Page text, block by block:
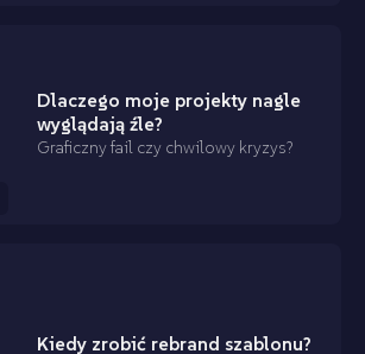
Dlaczego moje projekty nagle
wyglądają źle?
Graficzny fail czy chwilowy kryzys?
Kiedy zrobić rebrand szablonu?